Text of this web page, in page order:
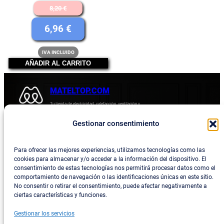
Gestionar consentimiento
Para ofrecer las mejores experiencias, utilizamos tecnologías como las
cookies para almacenar y/o acceder a la información del dispositivo. El
consentimiento de estas tecnologías nos permitirá procesar datos como el
comportamiento de navegación o las identificaciones únicas en este sitio.
No consentir o retirar el consentimiento, puede afectar negativamente a
ciertas características y funciones.
Gestionar los servicios
8,20€
El
precio
original
era:
8,20 €.
6,96€
El
precio
actual
es:
6,96 €.
IVA INCLUIDO
AÑADIR AL CARRITO
MATELTOP.COM
Tu tienda de electricidad, calefacción, ventilación y
Blog
Privacidad
Política de devoluciones y reembolsos
Política de privacidad
Términos y condiciones
Contacta con consotros
Social